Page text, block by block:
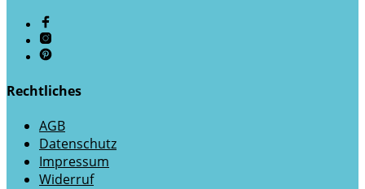
Rechtliches
AGB
Datenschutz
Impressum
Widerruf